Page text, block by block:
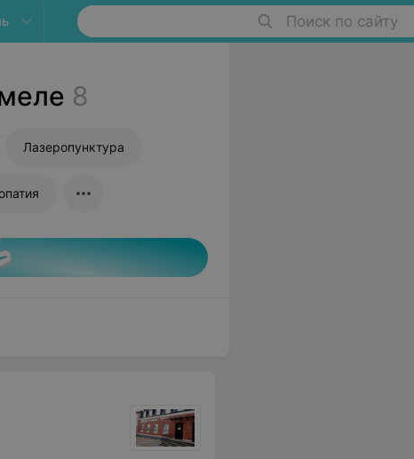
Поиск по сайту
8
Лазеропунктура